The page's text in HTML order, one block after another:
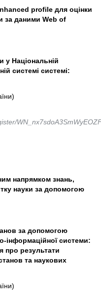
profile для оцінки
за даними Web of
у Національній
системі системі:
напрямком знань,
науки за допомогою
за допомогою
інформаційної системи:
про результати
та наукових